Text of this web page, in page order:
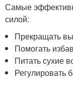
Самые
силой:
Прекращать
Помогать
Питать сухие
Регулировать